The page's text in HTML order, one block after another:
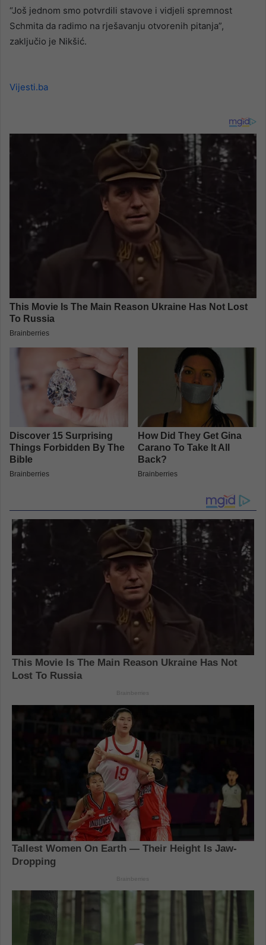
“Još jednom smo potvrdili stavove i vidjeli spremnost
Schmita da radimo na rješavanju otvorenih pitanja”,
zaključio je Nikšić.
Vijesti.ba